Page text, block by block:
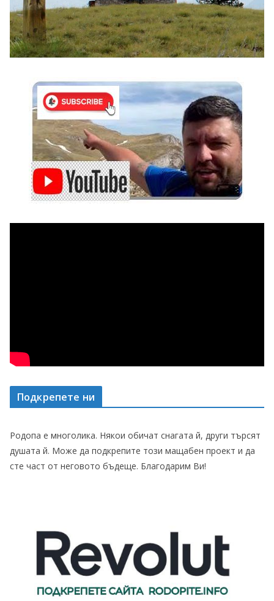
Подкрепете ни
Родопа е многолика. Някои обичат снагата й, други търсят
душата й. Може да подкрепите този мащабен проект и да
сте част от неговото бъдеще. Благодарим Ви!